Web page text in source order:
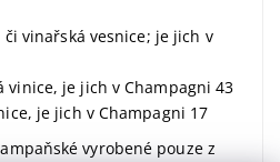
vinařská vesnice; je jich v
vinice, je jich v Champagni 43
je jich v Champagni 17
vyrobené pouze z